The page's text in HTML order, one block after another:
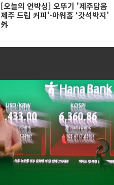
[오늘의 언박싱] 오뚜기 '제주담음
제주 드립 커피'·아워홈 ‘갓석박지’
外